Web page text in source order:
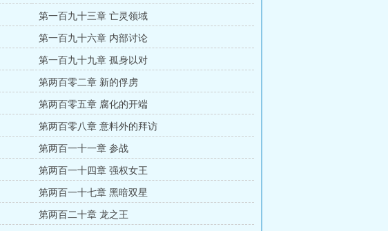
第一百九十三章 亡灵领域
第一百九十六章 内部讨论
第一百九十九章 孤身以对
第两百零二章 新的俘虏
第两百零五章 腐化的开端
第两百零八章 意料外的拜访
第两百一十一章 参战
第两百一十四章 强权女王
第两百一十七章 黑暗双星
第两百二十章 龙之王